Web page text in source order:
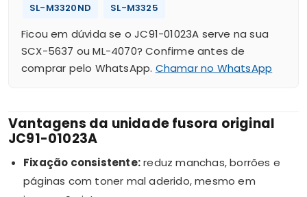
SL-M3320ND
SL-M3325
Ficou em dúvida se o JC91-01023A serve na sua
SCX-5637 ou ML-4070? Confirme antes de
comprar pelo WhatsApp. Chamar no WhatsApp
Vantagens da unidade fusora original
JC91-01023A
Fixação consistente:reduz manchas, borrões e
páginas com toner mal aderido, mesmo em